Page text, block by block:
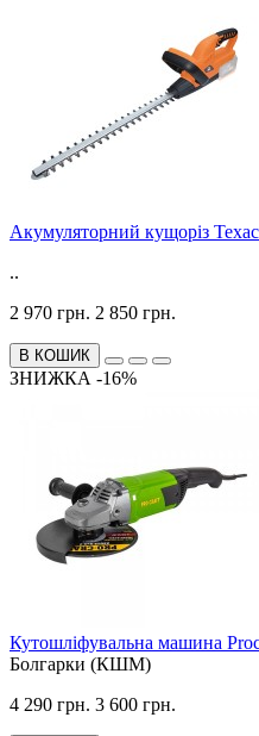
Акумуляторний кущоріз
..
2 970 грн. 2 850 грн.
В КОШИК
ЗНИЖКА -16%
Кутошліфувальна машина
Болгарки (КШМ)
4 290 грн. 3 600 грн.